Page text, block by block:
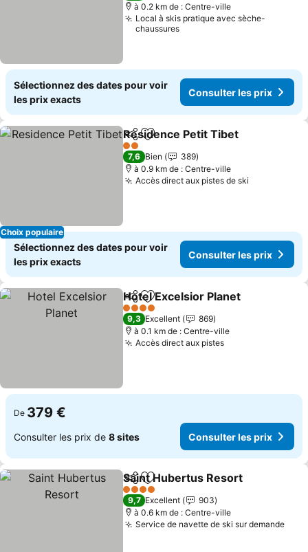
à 0.2 km de : Centre-ville
Local à skis pratique avec sèche-
chaussures
Sélectionnez des dates pour voir
les prix exacts
Consulter les prix
Choix populaire
PartagerAjouter à mes favoris
Residence Petit Tibet
2 Étoiles
7,6 Bien
389
à 0.9 km de : Centre-ville
Accès direct aux pistes de ski
Sélectionnez des dates pour voir
les prix exacts
Consulter les prix
PartagerAjouter à mes favoris
Hotel Excelsior Planet
4 Étoiles
9,3 Excellent
869
à 0.1 km de : Centre-ville
Accès direct aux pistes
De 379 €
Consulter les prix de 8 sites Consulter les prix
PartagerAjouter à mes favoris
Saint Hubertus Resort
4 Étoiles
9,7 Excellent
903
à 0.6 km de : Centre-ville
Service de navette de ski sur demande